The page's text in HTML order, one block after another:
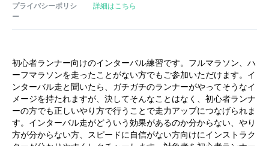
プライバシーポリシ
ー
詳細はこちら
初心者ランナー向けのインターバル練習です。フルマラソン、ハ
ーフマラソンを走ったことがない方でもご参加いただけます。イ
ンターバル走と聞いたら、ガチガチのランナーがやってそうなイ
メージを持たれますが、決してそんなことはなく、初心者ランナ
ーの方でも正しいやり方で行うことで走力アップにつなげられま
す。インターバル走がどういう効果があるのか分からない、やり
方が分からない方、スピードに自信がない方向けにインストラク